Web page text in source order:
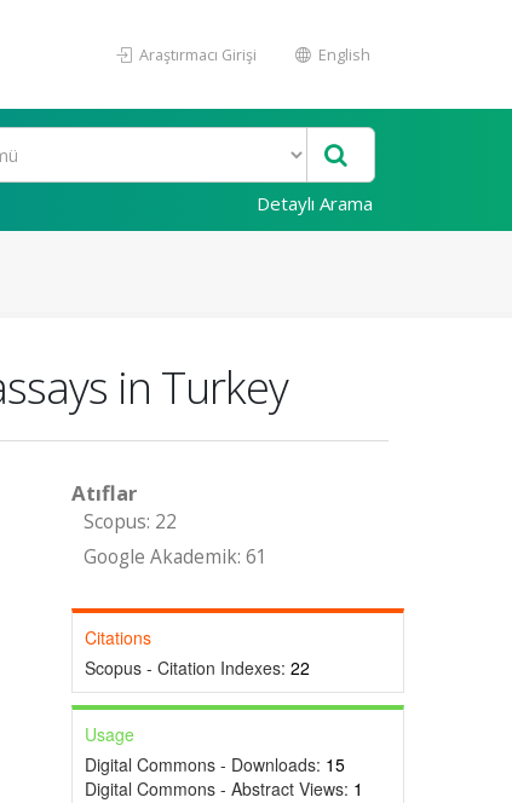
Araştırmacı Girişi English
Detaylı Arama
in Turkey
Atıflar
Scopus: 22
Google Akademik: 61
Citations
Scopus - Citation Indexes: 22
Usage
Digital Commons - Downloads: 15
Digital Commons - Abstract Views: 1